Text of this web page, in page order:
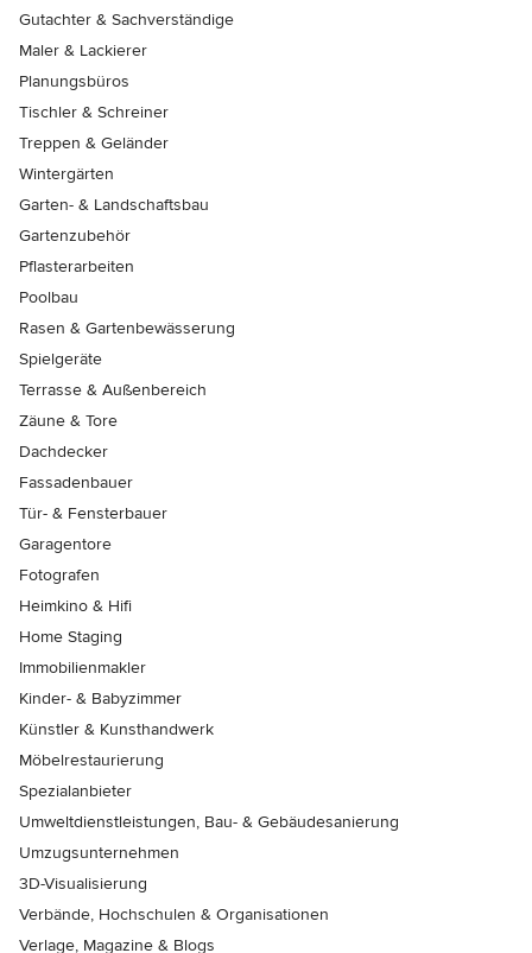
Gutachter & Sachverständige
Maler & Lackierer
Planungsbüros
Tischler & Schreiner
Treppen & Geländer
Wintergärten
Garten- & Landschaftsbau
Gartenzubehör
Pflasterarbeiten
Poolbau
Rasen & Gartenbewässerung
Spielgeräte
Terrasse & Außenbereich
Zäune & Tore
Dachdecker
Fassadenbauer
Tür- & Fensterbauer
Garagentore
Fotografen
Heimkino & Hifi
Home Staging
Immobilienmakler
Kinder- & Babyzimmer
Künstler & Kunsthandwerk
Möbelrestaurierung
Spezialanbieter
Umweltdienstleistungen, Bau- & Gebäudesanierung
Umzugsunternehmen
3D-Visualisierung
Verbände, Hochschulen & Organisationen
Verlage, Magazine & Blogs